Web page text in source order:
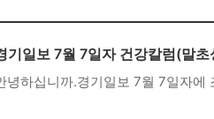
기일보 7월 7일자 건강칼럼(말